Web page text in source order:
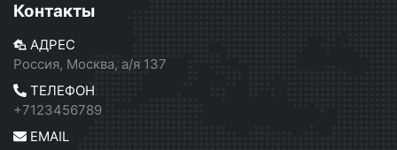
Контакты
АДРЕС
Россия, Москва, а/я 137
ТЕЛЕФОН
+7123456789
EMAIL